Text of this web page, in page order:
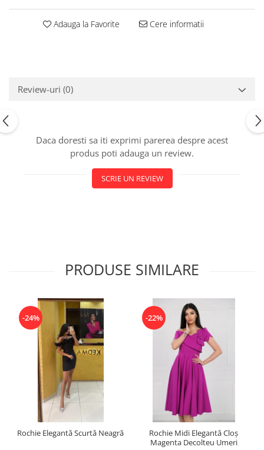
Adauga la Favorite Cere informatii
Review-uri (0)
Daca doresti sa iti exprimi parerea despre acest
produs poti adauga un review.
SCRIE UN REVIEW
PRODUSE SIMILARE
-24%
Rochie Elegantă Scurtă Neagră
-22%
Rochie Midi Elegantă Cloș
Magenta Decolteu Umeri